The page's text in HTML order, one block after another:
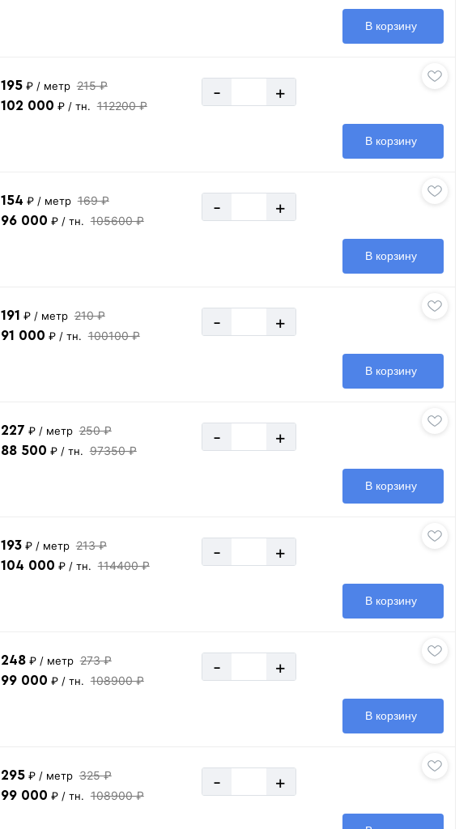
В корзину
195 ₽ / метр 215 ₽
102 000 ₽ / тн. 112200 ₽
- +
В корзину
154 ₽ / метр 169 ₽
96 000 ₽ / тн. 105600 ₽
- +
В корзину
191 ₽ / метр 210 ₽
91 000 ₽ / тн. 100100 ₽
- +
В корзину
227 ₽ / метр 250 ₽
88 500 ₽ / тн. 97350 ₽
- +
В корзину
193 ₽ / метр 213 ₽
104 000 ₽ / тн. 114400 ₽
- +
В корзину
248 ₽ / метр 273 ₽
99 000 ₽ / тн. 108900 ₽
- +
В корзину
295 ₽ / метр 325 ₽
99 000 ₽ / тн. 108900 ₽
- +